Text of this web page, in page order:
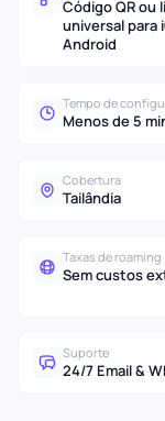
Código QR ou
universal para
Android
Tempo de
Menos de 5
Cobertura
Tailândia
Taxas de roaming
Sem custos
Suporte
24/7 Email &